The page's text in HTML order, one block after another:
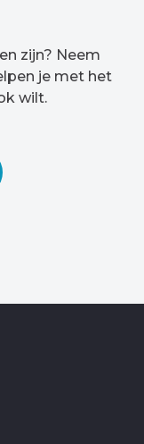
zijn? Neem
je met het
wilt.